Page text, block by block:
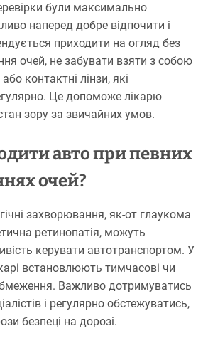
були максимально
наперед добре відпочити і
приходити на огляд без
очей, не забувати взяти з собою
контактні лінзи, які
Це допоможе лікарю
зору за звичайних умов.
авто при певних
очей?
захворювання, як-от глаукома
ретинопатія, можуть
керувати автотранспортом. У
встановлюють тимчасові чи
Важливо дотримуватись
і регулярно обстежуватись,
безпеці на дорозі.